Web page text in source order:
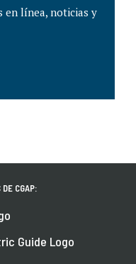
en línea, noticias y
CGAP: